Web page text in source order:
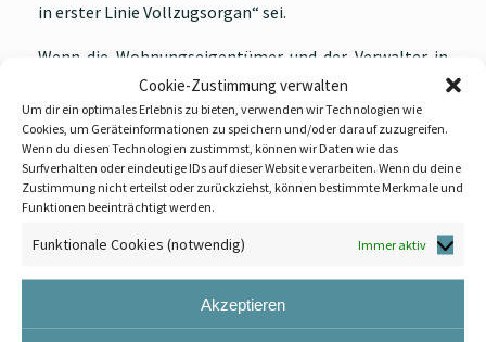
Cookie-Zustimmung verwalten
Um dir ein optimales Erlebnis zu bieten, verwenden wir Technologien wie
Cookies, um Geräteinformationen zu speichern und/oder darauf zuzugreifen.
Wenn du diesen Technologien zustimmst, können wir Daten wie das
Surfverhalten oder eindeutige IDs auf dieser Website verarbeiten. Wenn du deine
Zustimmung nicht erteilst oder zurückziehst, können bestimmte Merkmale und
Funktionen beeinträchtigt werden.
Funktionale Cookies (notwendig) Immer aktiv
Akzeptieren
in erster Linie Vollzugsorgan“ sei.
Wenn die Wohnungseigentümer und der Verwalter in
Bezug auf Baumängel und deren Ursachen denselben
Kenntnisstand hätten, sei es Sache der
Wohnungseigentümer, rechtzeitig entsprechende
Beschlüsse herbeizuführen. In dem konkreten Fall war
die Wohnung einer Eigentümerin wegen Mängeln im
Gemeinschaftseigentum
unbewohnbar. Die Problematik war auch immer wieder
Thema auf Eigentümerversammlungen, ohne dass
konkrete Beschlüsse auf derTagesordnung
Das Landgericht hatte eine Schadensersatzklage der